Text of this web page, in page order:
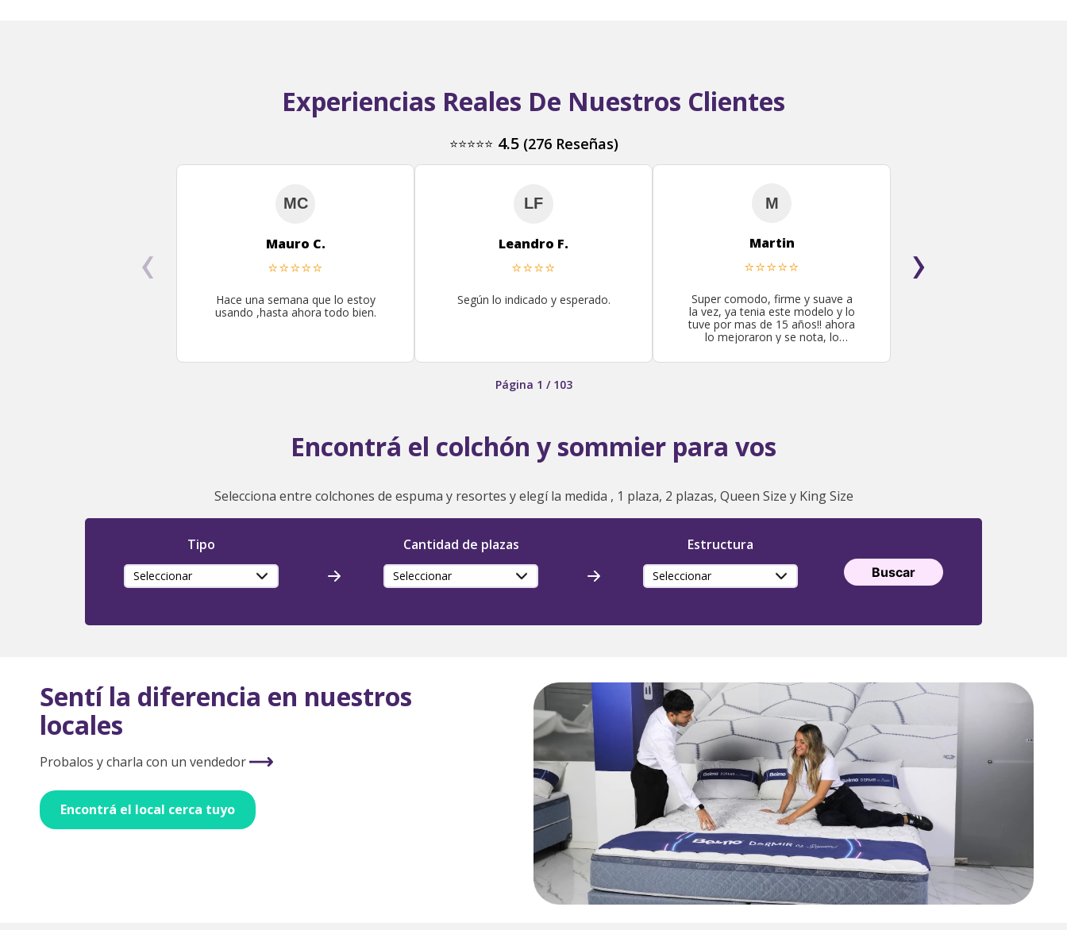
Experiencias Reales De Nuestros Clientes
⭐⭐⭐⭐⭐ 4.5 (276Reseñas)
‹
MC
Mauro C.
⭐⭐⭐⭐⭐
Hace una semana que lo estoy
usando ,hasta ahora todo bien.
LF
Leandro F.
⭐⭐⭐⭐
Según lo indicado y esperado.
M
Martin
⭐⭐⭐⭐⭐
Super comodo, firme y suave a
la vez, ya tenia este modelo y lo
tuve por mas de 15 años!! ahora
lo mejoraron y se nota, lo
precio!.
›
Página 1 / 103
Encontrá el colchón y sommier para vos
Selecciona entre colchones de espuma y resortes y elegí la medida , 1 plaza, 2 plazas, Queen Size y King Size
Tipo Cantidad de plazas Estructura
Probalos y charla con un vendedor
ncontrá el local cerca tuyo